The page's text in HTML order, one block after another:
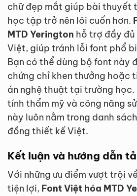
chữ đẹp mắt giúp bài thuyết
học tập trở nên lôi cuốn hơn.
MTD Yerington hỗ trợ đầy
Việt, giúp tránh lỗi font phổ
Bạn có thể dùng bộ font này
chứng chỉ khen thưởng hoặc
án nghệ thuật tại trường học.
tính thẩm mỹ và công năng
này luôn nằm trong danh
đồng thiết kế Việt.
Kết luận và hướng dẫn
Với những ưu điểm vượt trội
tiện lợi, Font Việt hóa MTD